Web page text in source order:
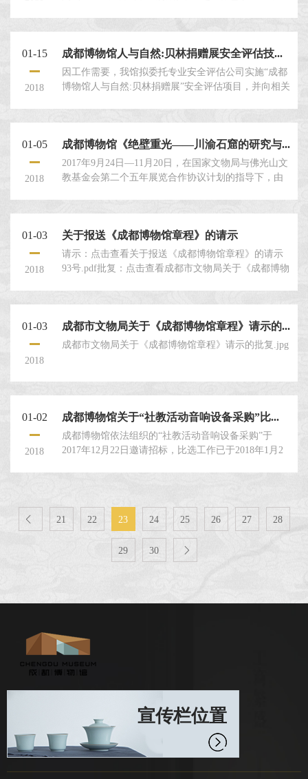
都市文物信息中心 ...
01-15
2018
成都博物馆人与自然:贝林捐赠展安全评估技...
因工作需要，我馆拟委托专业安全评估公司实施“成都
博物馆人与自然:贝林捐赠展”安全评估项目，并向相关
01-05
2018
成都博物馆《绝壁重光——川渝石窟的研究与...
2017年9月24日—11月20日，在国家文物局与佛光山文
教基金会第二个五年展览合作协议计划的指导下，由
天，据佛光山佛陀纪念馆统计共有559337人观展，平
均每日达9627人，日最...
01-03
2018
关于报送《成都博物馆章程》的请示
请示：点击查看关于报送《成都博物馆章程》的请示
93号.pdf批复：点击查看成都市文物局关于《成都博物
01-03
2018
成都市文物局关于《成都博物馆章程》请示的...
成都市文物局关于《成都博物馆章程》请示的批复.jpg
01-02
2018
成都博物馆关于“社教活动音响设备采购”比...
成都博物馆依法组织的“社教活动音响设备采购”于
2017年12月22日邀请招标，比选工作已于2018年1月2
人，中标金额为28150.00元。请贵公司接此通知后，按
有关要求于2018年1月...
 21 22 23 24 25 26 27 28
29 30 
宣传栏位置